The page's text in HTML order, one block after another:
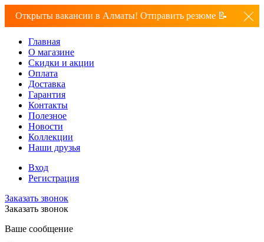
Открыты вакансии в Алматы! Отправить резюме 📝
Главная
О магазине
Скидки и акции
Оплата
Доставка
Гарантия
Контакты
Полезное
Новости
Коллекции
Наши друзья
Вход
Регистрация
Заказать звонок
Заказать звонок
Ваше сообщение